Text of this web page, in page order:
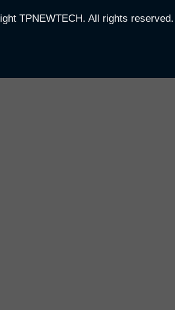
TPNEWTECH. All rights reserved.